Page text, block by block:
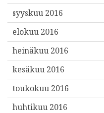
syyskuu 2016
elokuu 2016
heinäkuu 2016
kesäkuu 2016
toukokuu 2016
huhtikuu 2016